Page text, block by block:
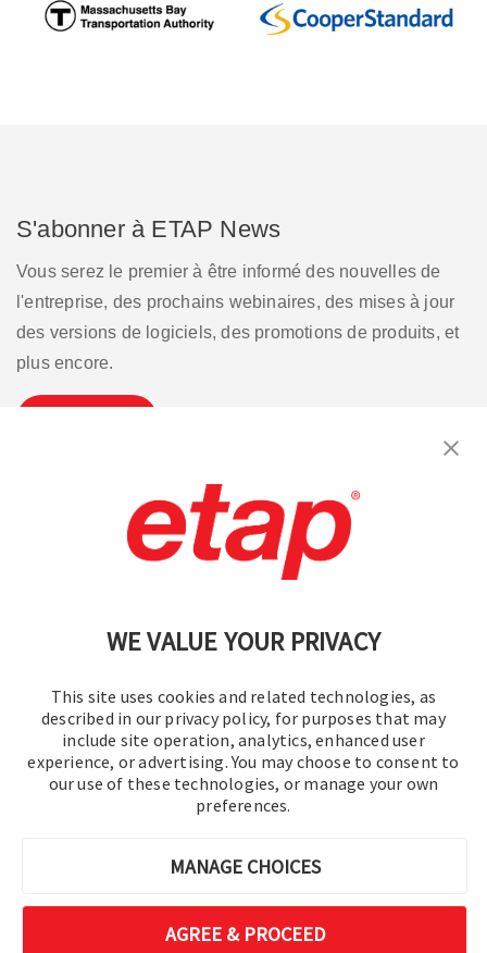
WE VALUE YOUR PRIVACY
This site uses cookies and related technologies, as
described in our privacy policy, for purposes that may
include site operation, analytics, enhanced user
experience, or advertising. You may choose to consent to
our use of these technologies, or manage your own
preferences.
MANAGE CHOICES
AGREE & PROCEED
S'abonner à ETAP News
Vous serez le premier à être informé des nouvelles de
l'entreprise, des prochains webinaires, des mises à jour
des versions de logiciels, des promotions de produits, et
plus encore.
Contactez-nous. | Conditions d'utilisation
Politique de confidentialité Plan du site
©2016-2026 Operation Technology, Inc.
Tous droits réservés.